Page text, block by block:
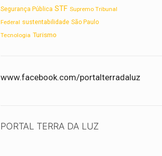
Segurança Pública STF Supremo Tribunal
Federal sustentabilidade São Paulo
Tecnologia Turismo
www.facebook.com/portalterradaluz
PORTAL TERRA DA LUZ